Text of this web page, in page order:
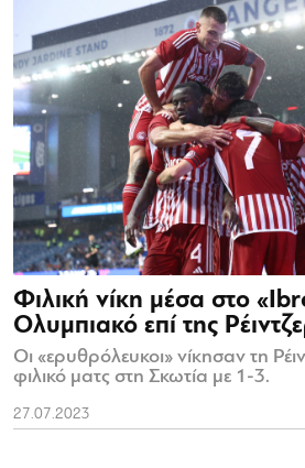
Φιλική νίκη μέσα στο
Ολυμπιακό επί της
Οι «ερυθρόλευκοι» νίκησαν τη
φιλικό ματς στη Σκωτία με 1-3.
27.07.2023